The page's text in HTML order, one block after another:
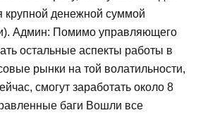
крупной денежной суммой
Админ: Помимо управляющего
остальные аспекты работы в
рынки на той волатильности,
смогут заработать около 8
баги Вошли все